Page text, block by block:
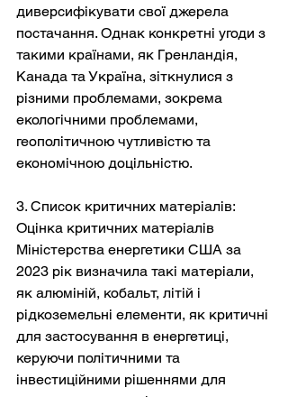
диверсифікувати свої джерела
постачання. Однак конкретні угоди з
такими країнами, як Гренландія,
Канада та Україна, зіткнулися з
різними проблемами, зокрема
екологічними проблемами,
геополітичною чутливістю та
економічною доцільністю.
3. Список критичних матеріалів:
Оцінка критичних матеріалів
Міністерства енергетики США за
2023 рік визначила такі матеріали,
як алюміній, кобальт, літій і
рідкоземельні елементи, як критичні
для застосування в енергетиці,
керуючи політичними та
інвестиційними рішеннями для